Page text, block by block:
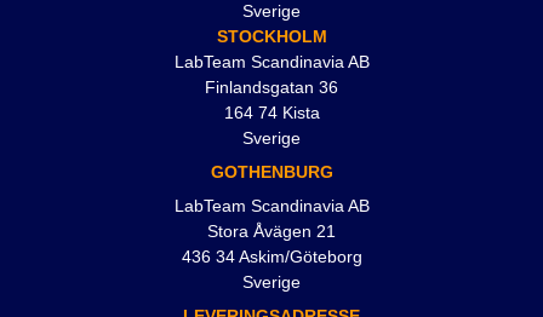
Sverige
STOCKHOLM
LabTeam Scandinavia AB
Finlandsgatan 36
164 74 Kista
Sverige
GOTHENBURG
LabTeam Scandinavia AB
Stora Åvägen 21
436 34 Askim/Göteborg
Sverige